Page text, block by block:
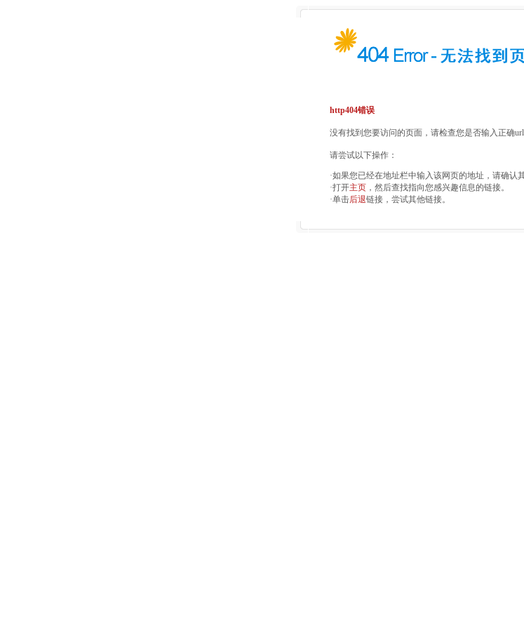
http404错误
没有找到您要访问的页面，请检查您是否输入正确url
请尝试以下操作：
·如果您已经在地址栏中输入该网页的地址，请确认
·打开主页 ，然后查找指向您感兴趣信息的链接。
·单击后退链接，尝试其他链接。